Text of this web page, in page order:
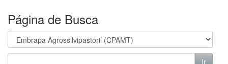
Página de Busca